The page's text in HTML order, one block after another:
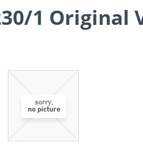
1 Original